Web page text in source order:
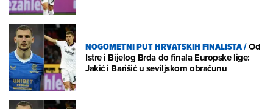
NOGOMETNI PUT HRVATSKIH FINALISTA/Od
Istre i Bijelog Brda do finala Europske lige:
Jakić i Barišić u seviljskom obračunu